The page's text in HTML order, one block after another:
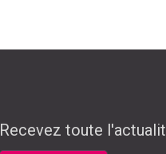
Recevez toute